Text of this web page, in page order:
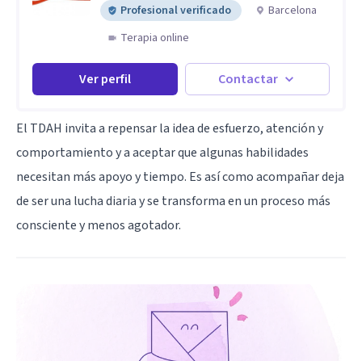
Profesional verificado
Barcelona
Terapia online
Ver perfil Contactar
El TDAH invita a repensar la idea de esfuerzo, atención y
comportamiento y a aceptar que algunas habilidades
necesitan más apoyo y tiempo. Es así como acompañar deja
de ser una lucha diaria y se transforma en un proceso más
consciente y menos agotador.